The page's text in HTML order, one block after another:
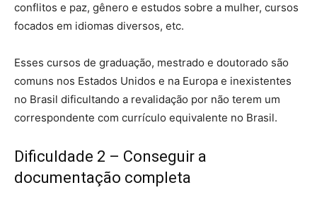
conflitos e paz, gênero e estudos sobre a mulher, cursos
focados em idiomas diversos, etc.
Esses cursos de graduação, mestrado e doutorado são
comuns nos Estados Unidos e na Europa e inexistentes
no Brasil dificultando a revalidação por não terem um
correspondente com currículo equivalente no Brasil.
Dificuldade 2 – Conseguir a
documentação completa